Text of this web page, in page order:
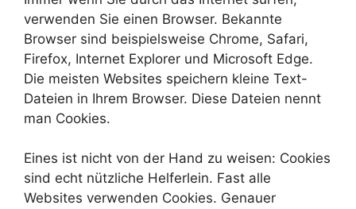
verwenden Sie einen Browser. Bekannte
Browser sind beispielsweise Chrome, Safari,
Firefox, Internet Explorer und Microsoft Edge.
Die meisten Websites speichern kleine Text-
Dateien in Ihrem Browser. Diese Dateien nennt
man Cookies.
Eines ist nicht von der Hand zu weisen: Cookies
sind echt nützliche Helferlein. Fast alle
Websites verwenden Cookies. Genauer